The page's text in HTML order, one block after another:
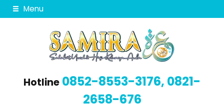
Menu
Hotline 0852-8553-3176, 0821-
2658-676